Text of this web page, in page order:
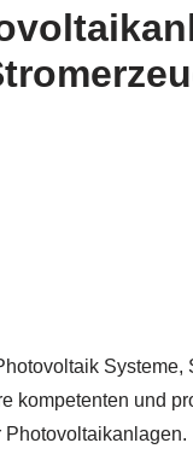
kompetenten und
Photovoltaikanlagen.